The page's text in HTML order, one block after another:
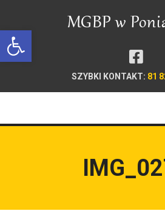
Open toolbar
SZYBKI KONTAKT: 81